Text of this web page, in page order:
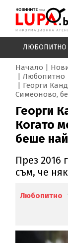
ЛЮБОПИТНО
Начало
Любопитно
Георги
Симеоново,
Георги
Когато
беше
През 2016
съм, че
Любопитно